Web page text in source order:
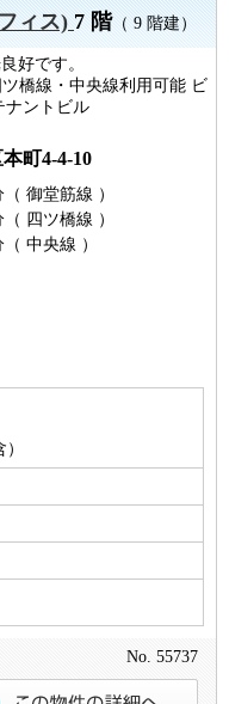
ィス)7 階（ 9 階建）
好です。
橋線・中央線利用可能 ビ
ナントビル
町4-4-10
（ 御堂筋線 ）
（ 四ツ橋線 ）
（ 中央線 ）
No. 55737